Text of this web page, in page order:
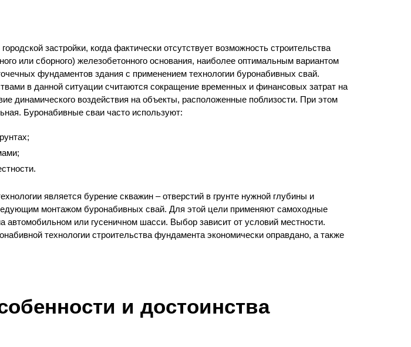
застройки, когда фактически отсутствует возможность строительства
или сборного) железобетонного основания, наиболее оптимальным вариантом
фундаментов здания с применением технологии буронабивных свай.
в данной ситуации считаются сокращение временных и финансовых затрат на
динамического воздействия на объекты, расположенные поблизости. При этом
Буронабивные сваи часто используют:
является бурение скважин – отверстий в грунте нужной глубины и
монтажом буронабивных свай. Для этой цели применяют самоходные
автомобильном или гусеничном шасси. Выбор зависит от условий местности.
технологии строительства фундамента экономически оправдано, а также
и достоинства